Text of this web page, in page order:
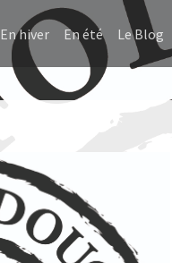
En hiver En été Le Blog